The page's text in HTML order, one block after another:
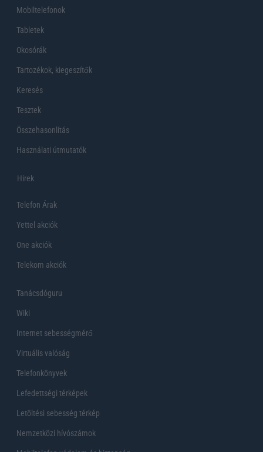
Mobiltelefonok
Tabletek
Okosórák
Tartozékok, kiegeszítők
Keresés
Tesztek
Összehasonlítás
Használati útmutatók
Hirek
Telefon Árak
Yettel akciók
One akciók
Telekom akciók
Tanácsdóguru
Wiki
Internet sebességmérő
Virtuális valóság
Telefonkönyvek
Lefedettségi térképek
Letöltési sebesség térkép
Nemzetközi hívószámok